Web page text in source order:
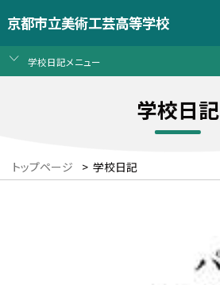
京都市立美術工芸高等学校
学校日記メニュー
学校日記
トップページ > 学校日記